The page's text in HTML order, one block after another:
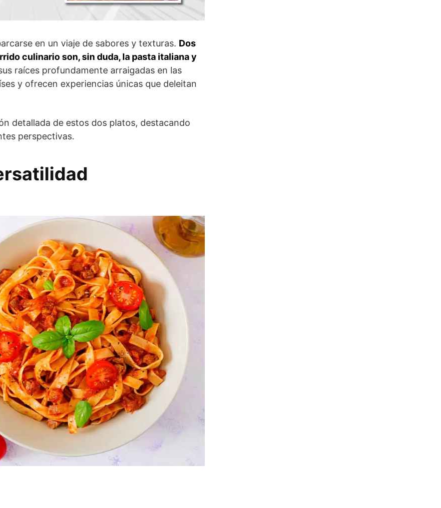
en un viaje de sabores y texturas. Dos
culinario son, sin duda, la pasta italiana y
raíces profundamente arraigadas en las
y ofrecen experiencias únicas que deleitan
detallada de estos dos platos, destacando
perspectivas.